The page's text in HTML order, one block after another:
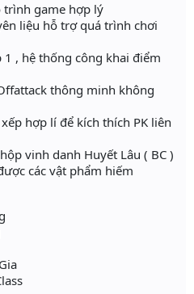
game hợp lý
liệu hỗ trợ quá trình chơi
, hệ thống công khai điểm
thông minh không
hợp lí để kích thích PK liên
vinh danh Huyết Lâu ( BC )
các vật phẩm hiếm